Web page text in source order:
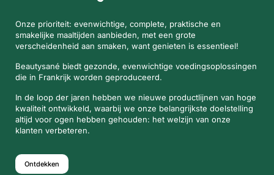
Onze prioriteit: evenwichtige, complete, praktische en
smakelijke maaltijden aanbieden, met een grote
verscheidenheid aan smaken, want genieten is essentieel!
Beautysané biedt gezonde, evenwichtige voedingsoplossingen
die in Frankrijk worden geproduceerd.
In de loop der jaren hebben we nieuwe productlijnen van hoge
kwaliteit ontwikkeld, waarbij we onze belangrijkste doelstelling
altijd voor ogen hebben gehouden: het welzijn van onze
klanten verbeteren.
Ontdekken